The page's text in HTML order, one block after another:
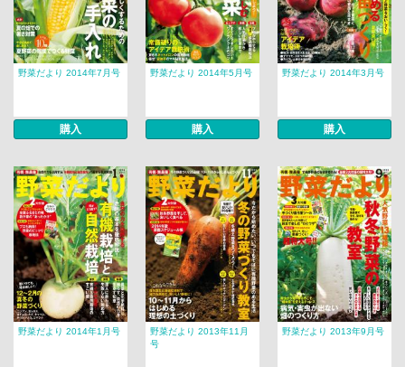
野菜だより 2014年7月号
購入
野菜だより 2014年5月号
購入
野菜だより 2014年3月号
購入
野菜だより 2014年1月号
野菜だより 2013年11月
号
野菜だより 2013年9月号